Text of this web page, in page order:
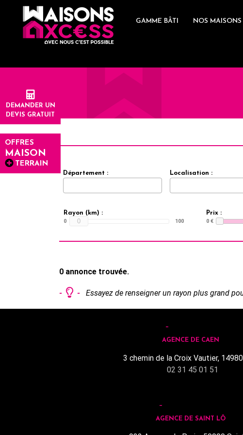
GAMME BÂTI NOS MAISONS
DEMANDER UN
DEVIS GRATUIT
OFFRES
MAISON
TERRAIN
Département : Localisation :
Rayon (km) :
0
0 100
Prix :
0 €
0 annonce trouvée.
- - Essayez de renseigner un rayon plus grand
AGENCE DE CAEN
3 chemin de la Croix Vautier,
02 31 45 01 51
AGENCE DE SAINT LÔ
Panneau de gestion des cookies